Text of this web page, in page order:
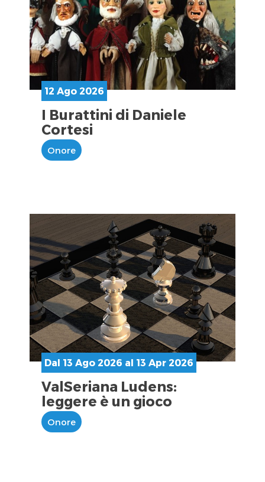
12 Ago 2026
I Burattini di Daniele
Cortesi
Onore
Dal 13 Ago 2026 al 13 Apr 2026
ValSeriana Ludens:
leggere è un gioco
Onore